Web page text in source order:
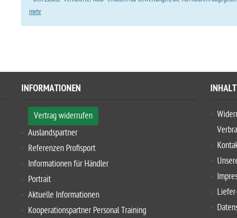
mehr
INFORMATIONEN
Vertrag widerrufen
Auslandspartner
Referenzen Profisport
Informationen für Händler
Portrait
Aktuelle Informationen
Kooperationspartner Personal Training
INHALT